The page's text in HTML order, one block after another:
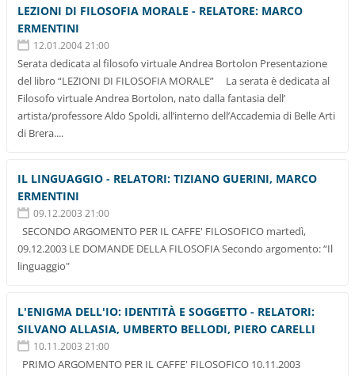
LEZIONI DI FILOSOFIA MORALE - RELATORE: MARCO
ERMENTINI
12.01.2004 21:00
Serata dedicata al filosofo virtuale Andrea Bortolon Presentazione
del libro “LEZIONI DI FILOSOFIA MORALE” La serata è dedicata al
Filosofo virtuale Andrea Bortolon, nato dalla fantasia dell’
artista/professore Aldo Spoldi, all’interno dell’Accademia di Belle Arti
di Brera....
IL LINGUAGGIO - RELATORI: TIZIANO GUERINI, MARCO
ERMENTINI
09.12.2003 21:00
SECONDO ARGOMENTO PER IL CAFFE' FILOSOFICO martedì,
09.12.2003 LE DOMANDE DELLA FILOSOFIA Secondo argomento: “Il
linguaggio"
L'ENIGMA DELL'IO: IDENTITÀ E SOGGETTO - RELATORI:
SILVANO ALLASIA, UMBERTO BELLODI, PIERO CARELLI
10.11.2003 21:00
PRIMO ARGOMENTO PER IL CAFFE' FILOSOFICO 10.11.2003